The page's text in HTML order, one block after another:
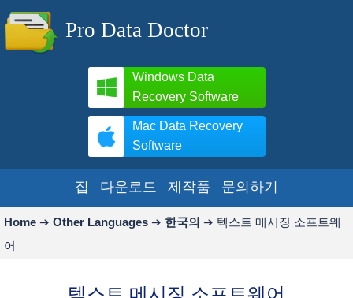
Pro Data Doctor
Windows Data
Recovery Software
Mac Data Recovery
Software
집 다운로드 제작품 문의하기
Home ➔ Other Languages ➔ 한국의 ➔ 텍스트 메시징 소프트웨
어